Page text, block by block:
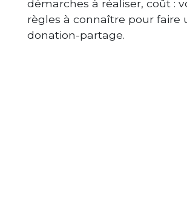
démarches à réaliser, coût :
règles à connaître pour faire
donation-partage.